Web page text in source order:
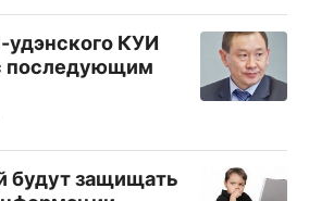
удэнского КУИ
последующим
будут защищать